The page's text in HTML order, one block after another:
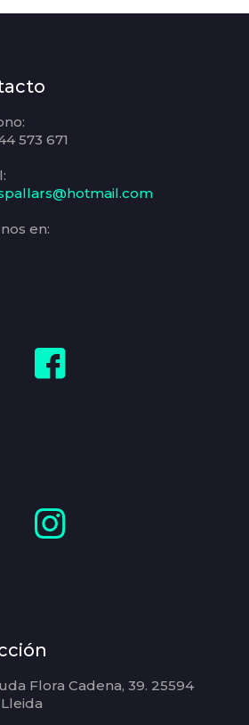
573 671
en:
Flora Cadena, 39. 25594